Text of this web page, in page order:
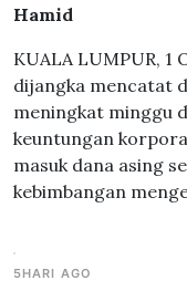
Hamid
KUALA LUMPUR, 1
dijangka mencatat
meningkat minggu
keuntungan
masuk dana asing
kebimbangan
5HARI AGO